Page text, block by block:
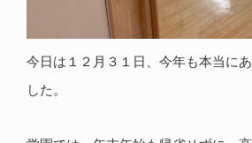
今日は１２月３１日、今年も本当に
した。